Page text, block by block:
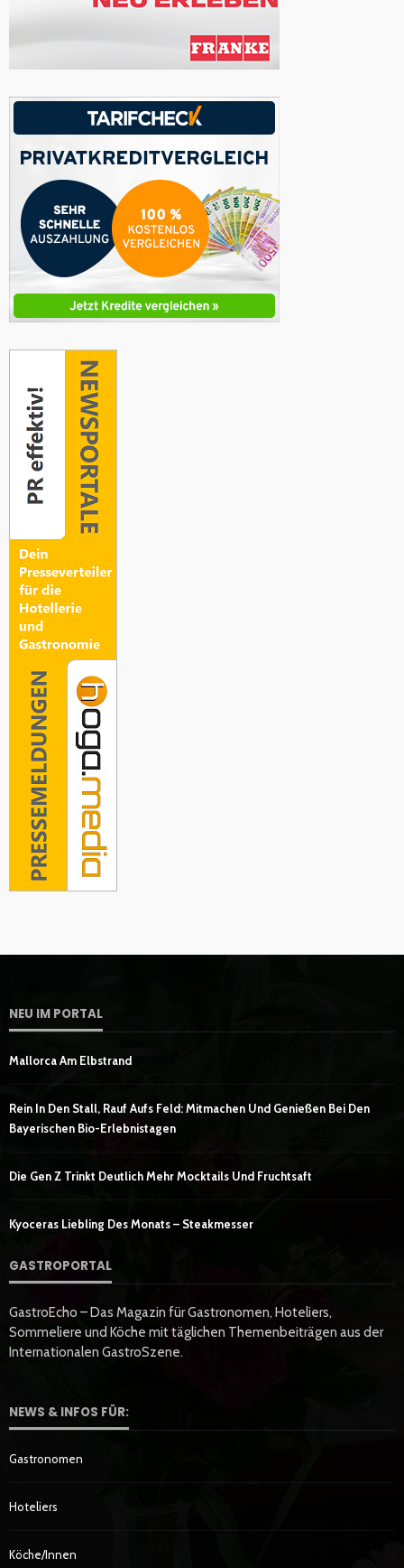
NEU IM PORTAL
Mallorca Am Elbstrand
Rein In Den Stall, Rauf Aufs Feld: Mitmachen Und Genießen Bei Den
Bayerischen Bio-Erlebnistagen
Die Gen Z Trinkt Deutlich Mehr Mocktails Und Fruchtsaft
Kyoceras Liebling Des Monats – Steakmesser
GASTROPORTAL
GastroEcho – Das Magazin für Gastronomen, Hoteliers,
Sommeliere und Köche mit täglichen Themenbeiträgen aus der
Internationalen GastroSzene.
NEWS & INFOS FÜR:
Gastronomen
Hoteliers
Köche/innen